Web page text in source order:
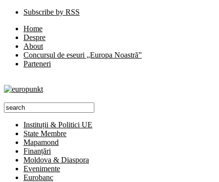
Subscribe by RSS
Home
Despre
About
Concursul de eseuri „Europa Noastră”
Parteneri
Instituții & Politici UE
State Membre
Mapamond
Finanțări
Moldova & Diaspora
Evenimente
Eurobanc